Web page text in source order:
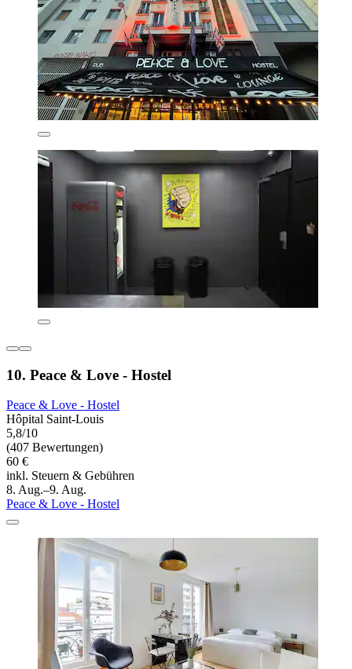
10. Peace & Love - Hostel
Peace & Love - Hostel
Hôpital Saint-Louis
5,8/10
(407 Bewertungen)
60 €
inkl. Steuern & Gebühren
8. Aug.–9. Aug.
Peace & Love - Hostel